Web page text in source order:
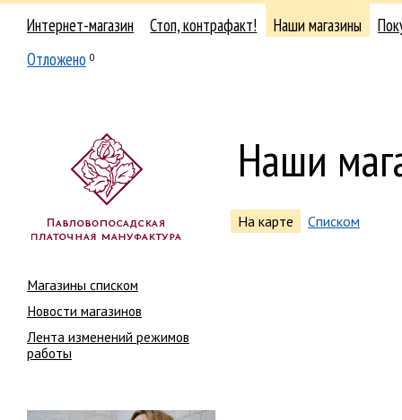
Интернет-магазин Стоп, контрафакт! Наши магазины
Отложено 0
Магазины списком
Новости магазинов
Лента изменений режимов
работы
Наши
На карте Списком